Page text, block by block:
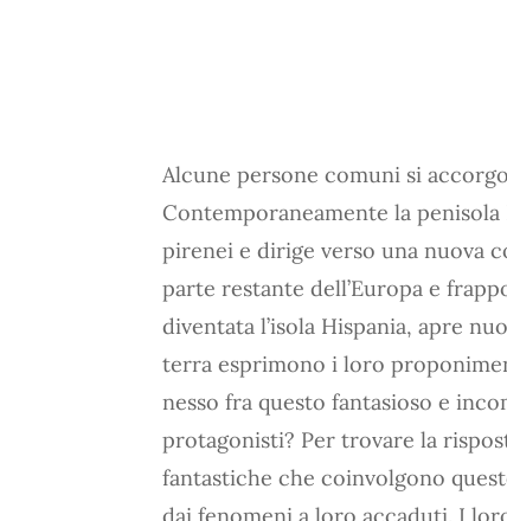
Alcune persone comuni si
Contemporaneamente la
pirenei e dirige verso una nuova
parte restante dell’Europa e
diventata l’isola Hispania, apre
terra esprimono i loro
nesso fra questo fantasioso e
protagonisti? Per trovare la
fantastiche che coinvolgono